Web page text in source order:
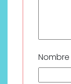
Nombre